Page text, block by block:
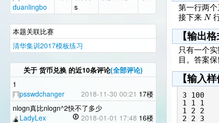
duanlingbo
s
本题关联比赛
清华集训2017模板练习
关于 货币兑换 的近10条评论(全部评论)
1
psswdchanger
2018-11-30 00:21 17楼
nlogn真比nlogn^2快不了多少
LadyLex
2018-01-01 17:48 16楼
第一行两
接下来 N
【输出
只有一个
目。答案
【输入
3 100
1 1 1
1 2 2